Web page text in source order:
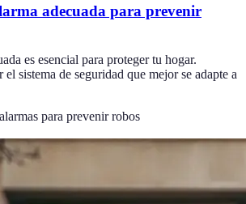
adecuada para prevenir
es esencial para proteger tu hogar.
sistema de seguridad que mejor se adapte a
alarmas para prevenir robos